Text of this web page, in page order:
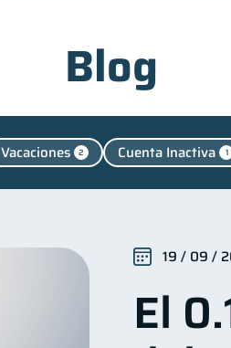
Blog
Vacaciones 2 Cuenta Inactiva 1
Préstamos Ahorro
Derechos &
Cuenta Abandonada
19 / 09 /
El